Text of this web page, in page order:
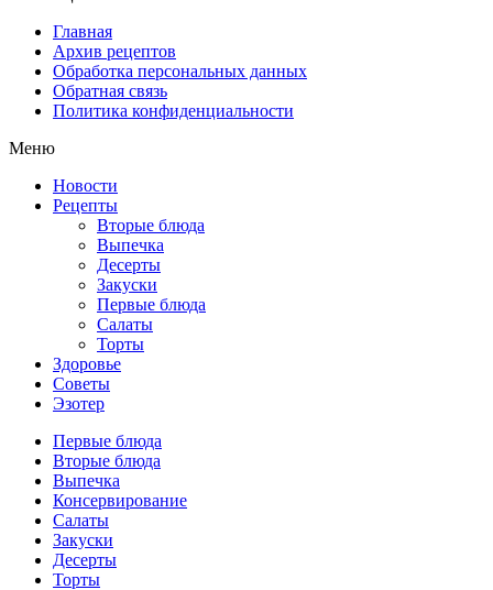
Главная
Архив рецептов
Обработка персональных данных
Обратная связь
Политика конфиденциальности
Меню
Новости
Рецепты
Вторые блюда
Выпечка
Десерты
Закуски
Первые блюда
Салаты
Торты
Здоровье
Советы
Эзотер
Первые блюда
Вторые блюда
Выпечка
Консервирование
Салаты
Закуски
Десерты
Торты